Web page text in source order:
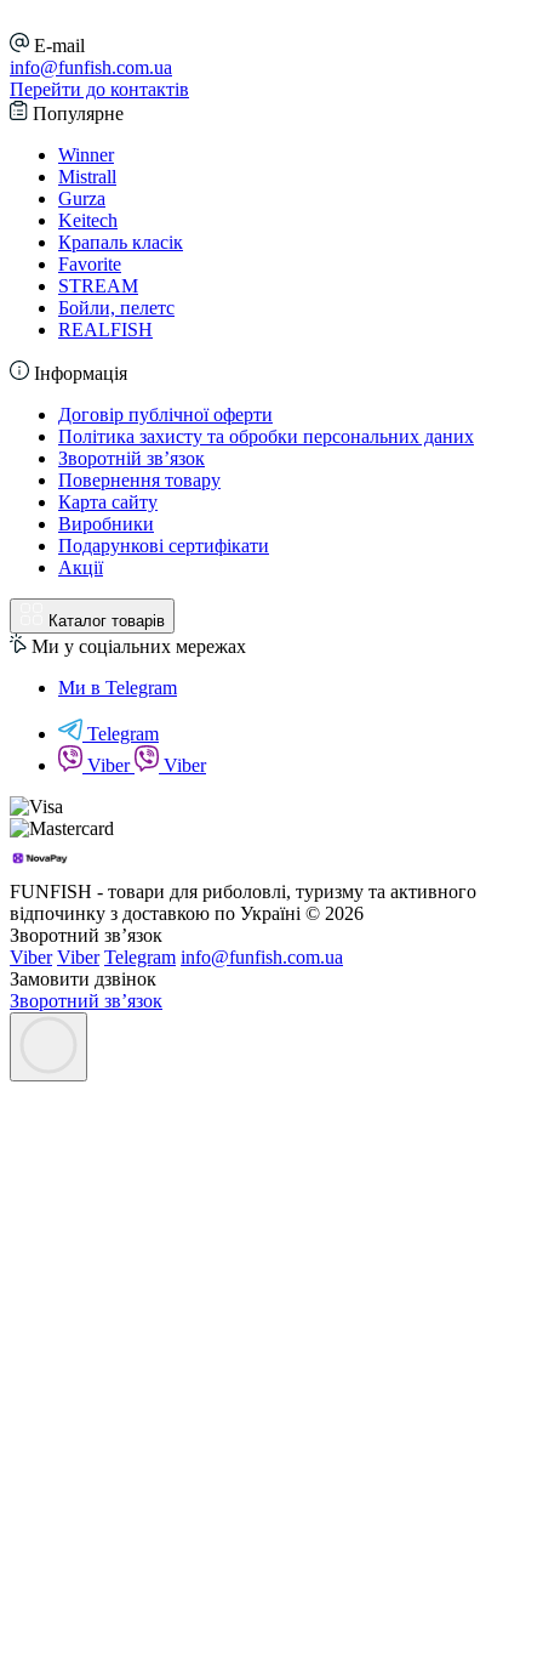
E-mail
info@funfish.com.ua
Перейти до контактів
Популярне
Winner
Mistrall
Gurza
Keitech
Крапаль класік
Favorite
STREAM
Бойли, пелетс
REALFISH
Інформація
Договір публічної оферти
Політика захисту та обробки персональних даних
Зворотній зв’язок
Повернення товару
Карта сайту
Виробники
Подарункові сертифікати
Акції
Каталог товарів
Ми у соціальних мережах
Ми в Telegram
Telegram
Viber
Viber
FUNFISH - товари для риболовлі, туризму та активного
відпочинку з доставкою по Україні © 2026
Зворотний зв’язок
Viber Viber Telegram info@funfish.com.ua
Замовити дзвінок
Зворотний зв’язок